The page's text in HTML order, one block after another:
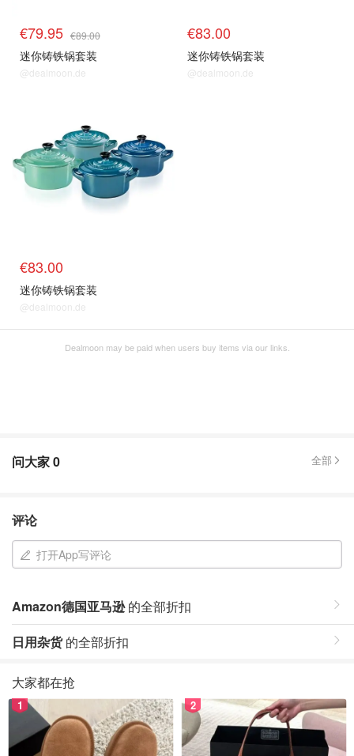
€79.95 €89.00
迷你铸铁锅套装
@dealmoon.de
€83.00
迷你铸铁锅套装
@dealmoon.de
€83.00
迷你铸铁锅套装
@dealmoon.de
Dealmoon may be paid when users buy items via our links.
问大家0 全部
评论
打开App写评论
Amazon德国亚马逊的全部折扣
日用杂货的全部折扣
大家都在抢
1 2